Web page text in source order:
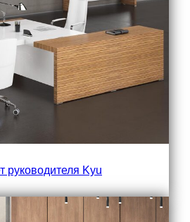
руководителя Kyu